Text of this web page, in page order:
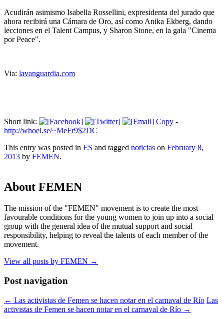
Acudirán asimismo Isabella Rossellini, expresidenta del jurado que
ahora recibirá una Cámara de Oro, así como Anika Ekberg, dando
lecciones en el Talent Campus, y Sharon Stone, en la gala "Cinema
por Peace".
Via: lavanguardia.com
Short link: Copy -
http://whoel.se/~MeFr9$2DC
This entry was posted in ES and tagged noticias on February 8,
2013 by FEMEN.
About FEMEN
The mission of the "FEMEN" movement is to create the most
favourable conditions for the young women to join up into a social
group with the general idea of the mutual support and social
responsibility, helping to reveal the talents of each member of the
movement.
View all posts by FEMEN →
Post navigation
← Las activistas de Femen se hacen notar en el carnaval de Río Las
activistas de Femen se hacen notar en el carnaval de Río →